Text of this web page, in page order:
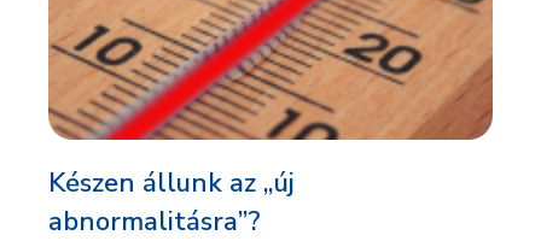
Készen állunk az „új
abnormalitásra”?